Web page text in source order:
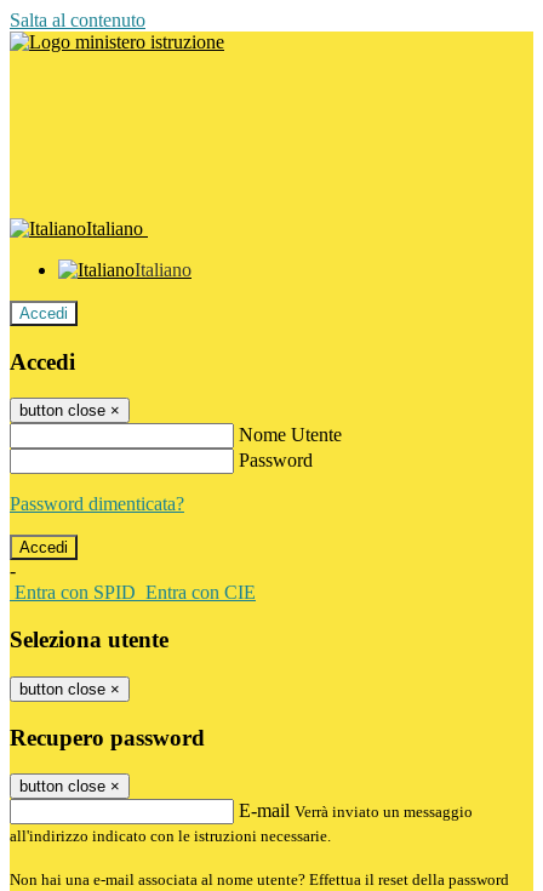
Salta al contenuto
Italiano
Italiano
Accedi
Accedi
button close ×
Nome Utente
Password
Password dimenticata?
-
Entra con SPID Entra con CIE
Seleziona utente
button close ×
Recupero password
button close ×
E-mail Verrà inviato un messaggio
all'indirizzo indicato con le istruzioni necessarie.
Non hai una e-mail associata al nome utente? Effettua il reset della password